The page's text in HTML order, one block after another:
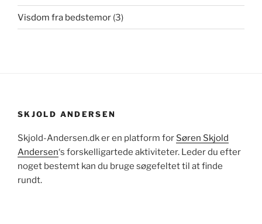
Visdom fra bedstemor (3)
SKJOLD ANDERSEN
Skjold-Andersen.dk er en platform for Søren Skjold
Andersen‘s forskelligartede aktiviteter. Leder du efter
noget bestemt kan du bruge søgefeltet til at finde
rundt.